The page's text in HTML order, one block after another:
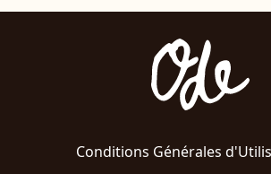
Conditions Générales